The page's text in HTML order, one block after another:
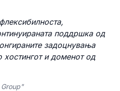
поддршка од
задоцнувања
и доменот од